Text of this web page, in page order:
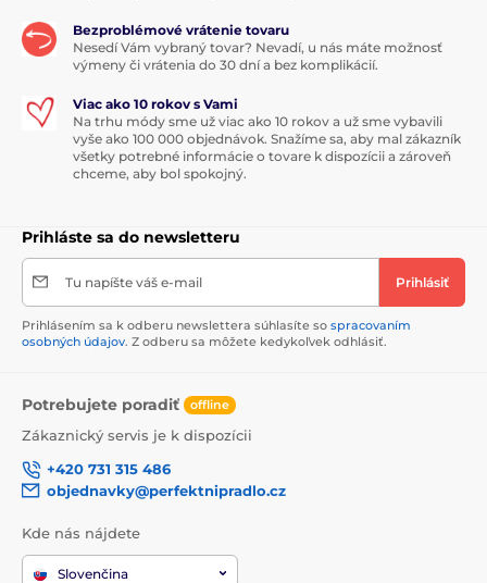
Bezproblémové vrátenie tovaru
Nesedí Vám vybraný tovar? Nevadí, u nás máte možnosť
výmeny či vrátenia do 30 dní a bez komplikácií.
Viac ako 10 rokov s Vami
Na trhu módy sme už viac ako 10 rokov a už sme vybavili
vyše ako 100 000 objednávok. Snažíme sa, aby mal zákazník
všetky potrebné informácie o tovare k dispozícii a zároveň
chceme, aby bol spokojný.
Prihláste sa do newsletteru
Tu napíšte váš e-mail Prihlásiť
Prihlásením sa k odberu newslettera súhlasíte so spracovaním
osobných údajov. Z odberu sa môžete kedykoľvek odhlásiť.
Potrebujete poradiť offline
Zákaznický servis je k dispozícii
+420 731 315 486
objednavky@perfektnipradlo.cz
Kde nás nájdete
Slovenčina